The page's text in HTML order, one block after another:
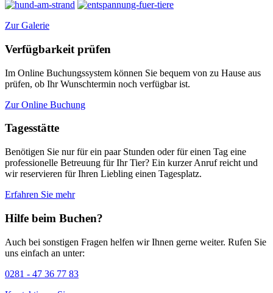
Zur Galerie
Verfügbarkeit prüfen
Im Online Buchungssystem können Sie bequem von zu Hause aus
prüfen, ob Ihr Wunschtermin noch verfügbar ist.
Zur Online Buchung
Tagesstätte
Benötigen Sie nur für ein paar Stunden oder für einen Tag eine
professionelle Betreuung für Ihr Tier? Ein kurzer Anruf reicht und
wir reservieren für Ihren Liebling einen Tagesplatz.
Erfahren Sie mehr
Hilfe beim Buchen?
Auch bei sonstigen Fragen helfen wir Ihnen gerne weiter. Rufen Sie
uns einfach an unter:
0281 - 47 36 77 83